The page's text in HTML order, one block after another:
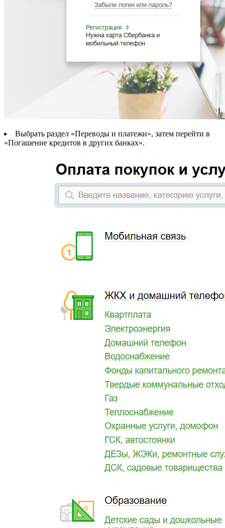
Выбрать раздел «Переводы и платежи», затем перейти в
«Погашение кредитов в других банках».